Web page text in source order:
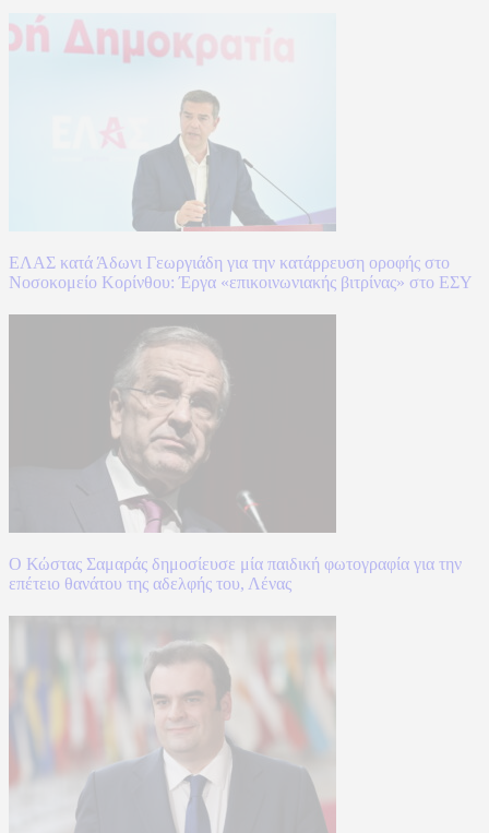
ΕΛΑΣ κατά Άδωνι Γεωργιάδη για την κατάρρευση οροφής στο
Νοσοκομείο Κορίνθου: Έργα «επικοινωνιακής βιτρίνας» στο ΕΣΥ
Ο Κώστας Σαμαράς δημοσίευσε μία παιδική φωτογραφία για την
επέτειο θανάτου της αδελφής του, Λένας